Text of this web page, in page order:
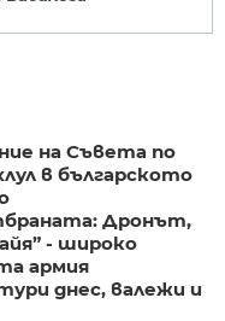
на Съвета по
в българското
Дронът,
- широко
армия
днес, валежи и